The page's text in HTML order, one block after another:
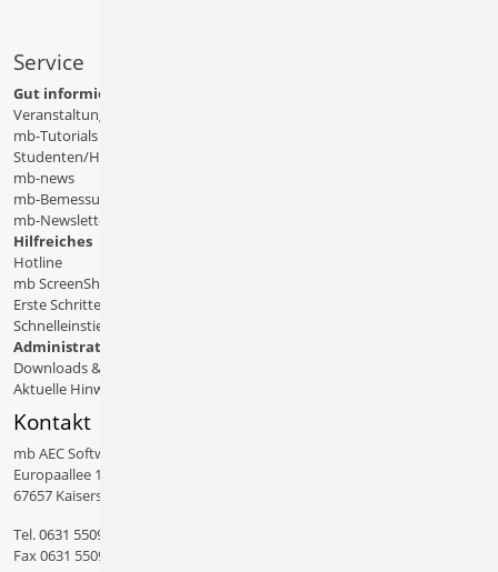
Service
Gut informiert
Veranstaltungen
mb-Tutorials
Studenten/Hochschule
mb-news
mb-Bemessungstafeln
mb-Newsletter
Hilfreiches
Hotline
mb ScreenShare
Erste Schritte
Schnelleinstiege & Doku
Administratives
Downloads & Patches
Aktuelle Hinweise
Kontakt
mb AEC Software GmbH
Europaallee 14
67657 Kaiserslautern
Tel.0631 550999 11
Fax 0631 550999 20